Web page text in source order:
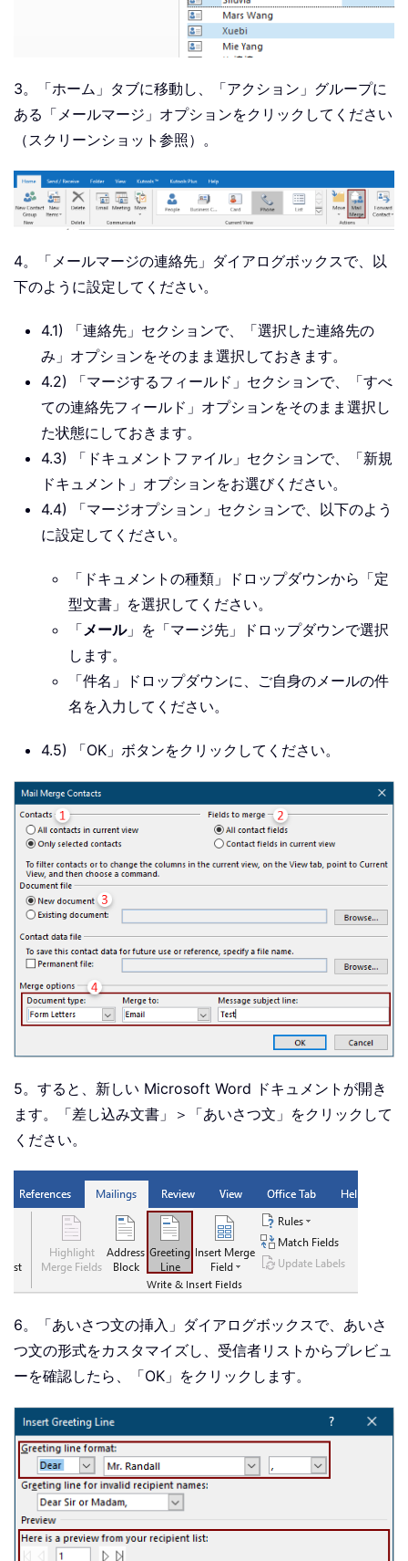
3。「ホーム」タブに移動し、「アクション」グループに
ある「メールマージ」オプションをクリックしてください
（スクリーンショット参照）。
4。「メールマージの連絡先」ダイアログボックスで、以
下のように設定してください。
4.1) 「連絡先」セクションで、「選択した連絡先の
み」オプションをそのまま選択しておきます。
4.2) 「マージするフィールド」セクションで、「すべ
ての連絡先フィールド」オプションをそのまま選択し
た状態にしておきます。
4.3) 「ドキュメントファイル」セクションで、「新規
ドキュメント」オプションをお選びください。
4.4) 「マージオプション」セクションで、以下のよう
に設定してください。
「ドキュメントの種類」ドロップダウンから「定
型文書」を選択してください。
「メール」を「マージ先」ドロップダウンで選択
します。
「件名」ドロップダウンに、ご自身のメールの件
名を入力してください。
4.5) 「OK」ボタンをクリックしてください。
5。すると、新しい Microsoft Word ドキュメントが開き
ます。「差し込み文書」＞「あいさつ文」をクリックして
ください。
6。「あいさつ文の挿入」ダイアログボックスで、あいさ
つ文の形式をカスタマイズし、受信者リストからプレビュ
ーを確認したら、「OK」をクリックします。